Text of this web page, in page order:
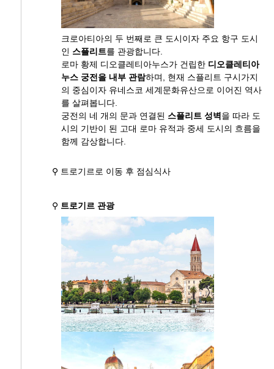
크로아티아의 두 번째로 큰 도시이자 주요 항구 도시
인 스플리트를 관광합니다.
로마 황제 디오클레티아누스가 건립한 디오클레티아
누스 궁전을 내부 관람하며, 현재 스플리트 구시가지
의 중심이자 유네스코 세계문화유산으로 이어진 역사
를 살펴봅니다.
궁전의 네 개의 문과 연결된 스플리트 성벽을 따라 도
시의 기반이 된 고대 로마 유적과 중세 도시의 흐름을
함께 감상합니다.
⚲ 트로기르로 이동 후 점심식사
⚲ 트로기르 관광